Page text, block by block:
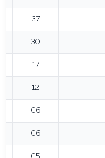
37
30
17
12
06
06